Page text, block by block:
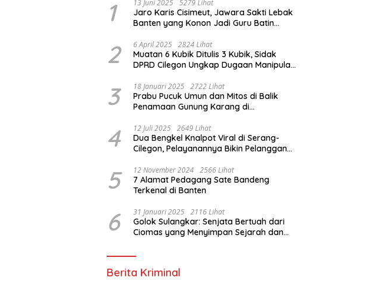
1 13 Juni 2025 5279 Lihat
Jaro Karis Cisimeut, Jawara Sakti Lebak
Banten yang Konon Jadi Guru Batin
2 6 April 2025 2824 Lihat
Muatan 6 Kubik Ditulis 3 Kubik, Sidak
DPRD Cilegon Ungkap Dugaan Manipulasi
3 18 Januari 2025 2722 Lihat
Prabu Pucuk Umun dan Mitos di Balik
Penamaan Gunung Karang di
4 12 Juli 2025 2649 Lihat
Dua Bengkel Knalpot Viral di Serang-
Cilegon, Pelayanannya Bikin Pelanggan
5 12 November 2024 2566 Lihat
7 Alamat Pedagang Sate Bandeng
Terkenal di Banten
6 31 Januari 2025 2116 Lihat
Golok Sulangkar: Senjata Bertuah dari
Ciomas yang Menyimpan Sejarah dan
Berita Kriminal